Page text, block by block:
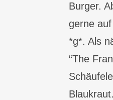
Burger.
gerne
*g*. Als
“The